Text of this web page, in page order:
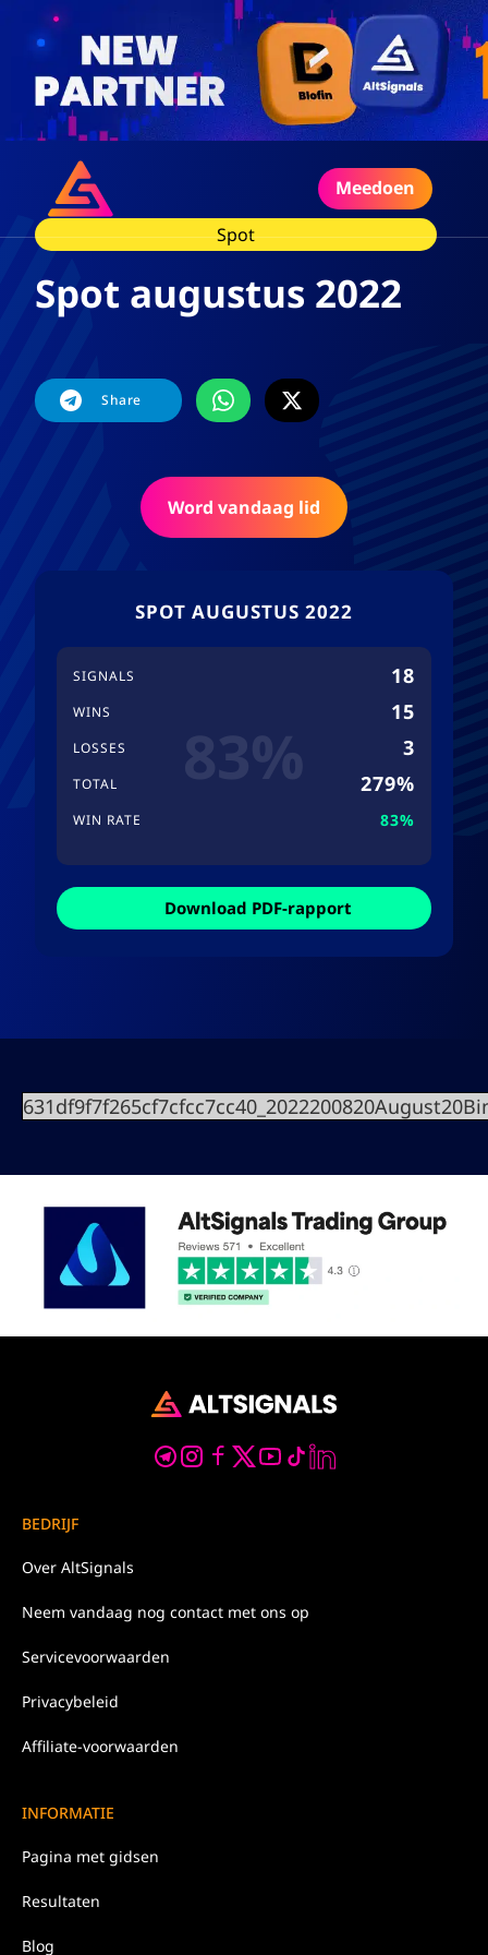
Meedoen
Spot
Spot augustus 2022
Share
Word vandaag lid
SPOT AUGUSTUS 2022
SIGNALS 18
WINS 15
LOSSES 3
TOTAL 279%
WIN RATE 83%
Download PDF-rapport
BEDRIJF
Over AltSignals
Neem vandaag nog contact met ons op
Servicevoorwaarden
Privacybeleid
Affiliate-voorwaarden
INFORMATIE
Pagina met gidsen
Resultaten
Blog